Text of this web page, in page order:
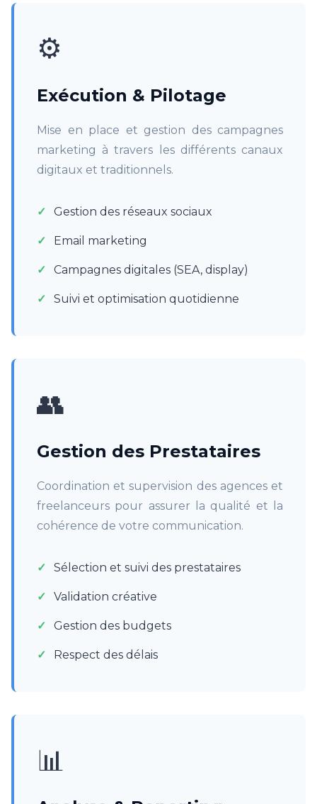
⚙️
Exécution & Pilotage
Mise en place et gestion des campagnes
marketing à travers les différents canaux
digitaux et traditionnels.
Gestion des réseaux sociaux
Email marketing
Campagnes digitales (SEA, display)
Suivi et optimisation quotidienne
👥
Gestion des Prestataires
Coordination et supervision des agences et
freelanceurs pour assurer la qualité et la
cohérence de votre communication.
Sélection et suivi des prestataires
Validation créative
Gestion des budgets
Respect des délais
📊